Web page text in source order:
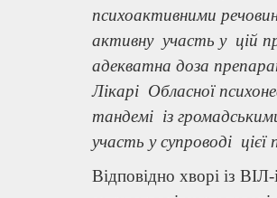
психоактивними
активну участь у цій
адекватна доза
Лікарі Обласної
тандемі із
участь у супроводі цієї
Відповідно хворі із